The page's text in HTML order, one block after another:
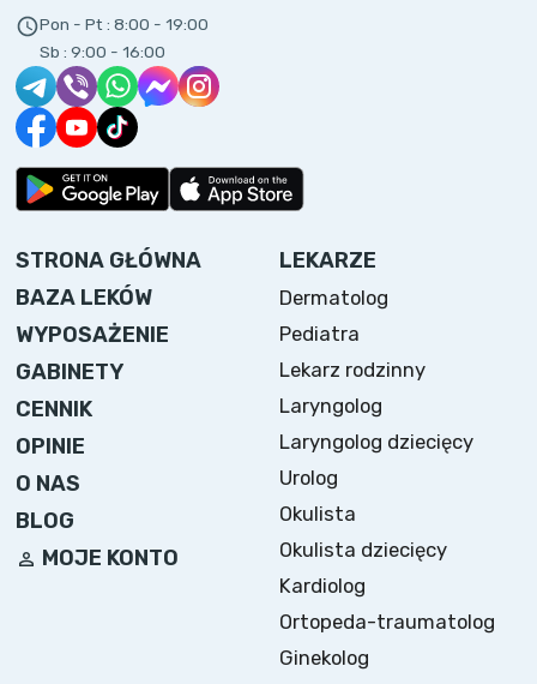
Pon - Pt : 8:00 - 19:00
Sb : 9:00 - 16:00
STRONA GŁÓWNA
BAZA LEKÓW
WYPOSAŻENIE
GABINETY
CENNIK
OPINIE
O NAS
BLOG
MOJE KONTO
LEKARZE
Dermatolog
Pediatra
Lekarz rodzinny
Laryngolog
Laryngolog dziecięcy
Urolog
Okulista
Okulista dziecięcy
Kardiolog
Ortopeda-traumatolog
Ginekolog